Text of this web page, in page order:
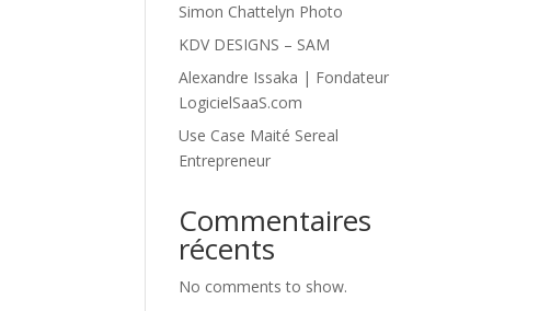
Simon Chattelyn Photo
KDV DESIGNS – SAM
Alexandre Issaka | Fondateur
LogicielSaaS.com
Use Case Maité Sereal
Entrepreneur
Commentaires
récents
No comments to show.